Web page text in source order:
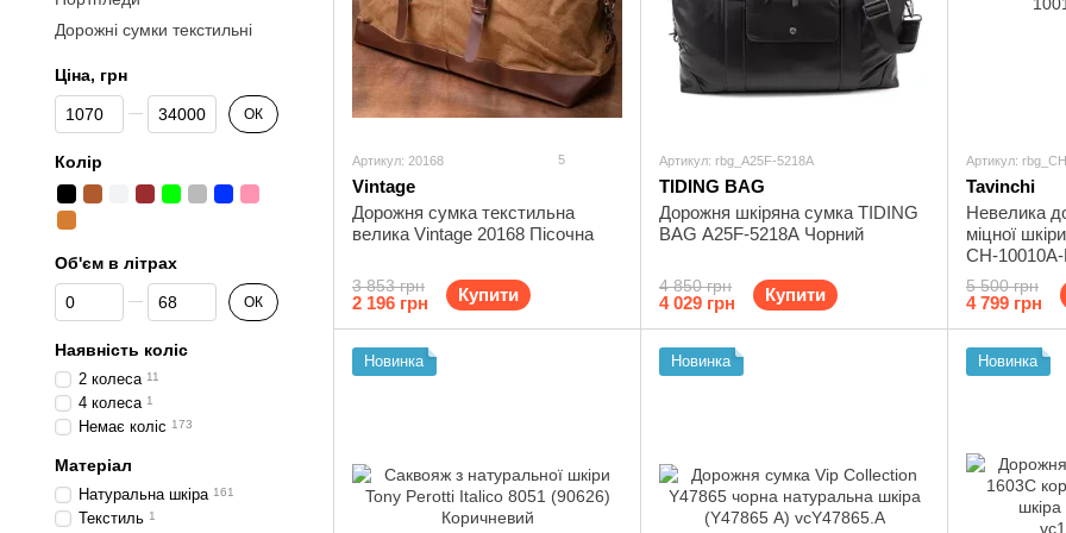
Артикул: 20168 5
Vintage
Дорожня сумка текстильна
велика Vintage 20168 Пісочна
3 853 грн
2 196 грн Купити
Артикул: rbg_A25F-5218A
TIDING BAG
Дорожня шкіряна сумка TIDING
BAG A25F-5218A Чорний
4 850 грн
4 029 грн Купити
Артикул:
Tavinchi
Невелика
міцної
CH-
5 500 грн
4 799 грн
Новинка Новинка Новинка
Дорожні сумки текстильні
Ціна, грн
Від Ціна, грн
До Ціна, грн ОК
Колір
Об'єм в літрах
Від Об'єм в літрах
До Об'єм в літрах ОК
Наявність коліс
2 колеса 11
4 колеса 1
Немає коліс 173
Матеріал
Натуральна шкіра 161
Текстиль 1